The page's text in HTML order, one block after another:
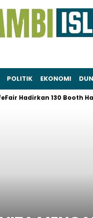
POLITIK EKONOMI
130 Booth Halal di